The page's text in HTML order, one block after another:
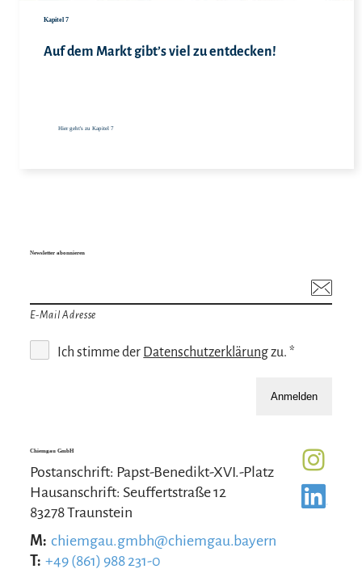
Kapitel 7
Auf dem Markt gibt’s viel zu entdecken!
Hier geht's zu Kapitel 7
Newsletter abonnieren
E-Mail Adresse
Ich stimme der Datenschutzerklärungzu. *
Anmelden
Chiemgau GmbH
Postanschrift: Papst-Benedikt-XVI.-Platz
Hausanschrift: Seuffertstraße 12
83278 Traunstein
M: chiemgau.gmbh@chiemgau.bayern
T: +49 (861) 988 231-0